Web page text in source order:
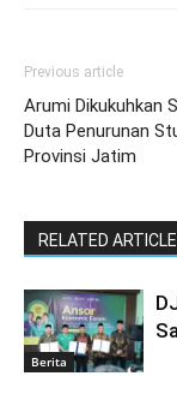
Previous article
Arumi Dikukuhkan
Duta Penurunan
Provinsi Jatim
RELATED
Berita